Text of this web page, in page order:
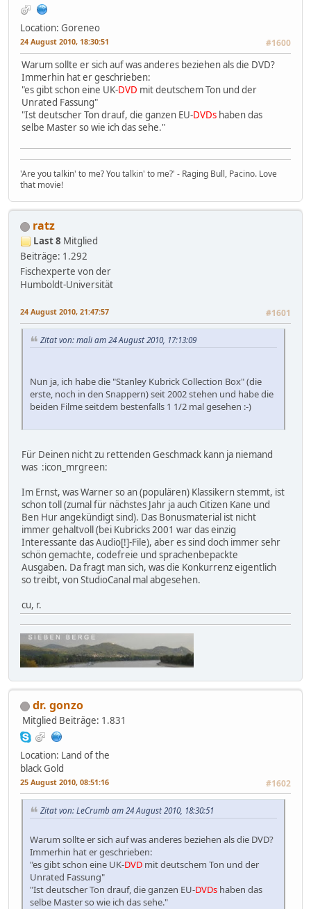
Location: Goreneo
24 August 2010, 18:30:51 #1600
Warum sollte er sich auf was anderes beziehen als die DVD?
Immerhin hat er geschrieben:
"es gibt schon eine UK-DVD mit deutschem Ton und der
Unrated Fassung"
"Ist deutscher Ton drauf, die ganzen EU-DVDs haben das
selbe Master so wie ich das sehe."
'Are you talkin' to me? You talkin' to me?' - Raging Bull, Pacino. Love
that movie!
ratz
Last 8 Mitglied
Beiträge: 1.292
Fischexperte von der
Humboldt-Universität
24 August 2010, 21:47:57 #1601
Zitat von: mali am 24 August 2010, 17:13:09
Nun ja, ich habe die "Stanley Kubrick Collection Box" (die
erste, noch in den Snappern) seit 2002 stehen und habe die
beiden Filme seitdem bestenfalls 1 1/2 mal gesehen :-)
Für Deinen nicht zu rettenden Geschmack kann ja niemand
was :icon_mrgreen:
Im Ernst, was Warner so an (populären) Klassikern stemmt, ist
schon toll (zumal für nächstes Jahr ja auch Citizen Kane und
Ben Hur angekündigt sind). Das Bonusmaterial ist nicht
immer gehaltvoll (bei Kubricks 2001 war das einzig
Interessante das Audio[!]-File), aber es sind doch immer sehr
schön gemachte, codefreie und sprachenbepackte
Ausgaben. Da fragt man sich, was die Konkurrenz eigentlich
so treibt, von StudioCanal mal abgesehen.
cu, r.
dr. gonzo
Mitglied Beiträge: 1.831
Location: Land of the
black Gold
25 August 2010, 08:51:16 #1602
Zitat von: LeCrumb am 24 August 2010, 18:30:51
Warum sollte er sich auf was anderes beziehen als die DVD?
Immerhin hat er geschrieben:
"es gibt schon eine UK-DVD mit deutschem Ton und der
Unrated Fassung"
"Ist deutscher Ton drauf, die ganzen EU-DVDs haben das
selbe Master so wie ich das sehe."